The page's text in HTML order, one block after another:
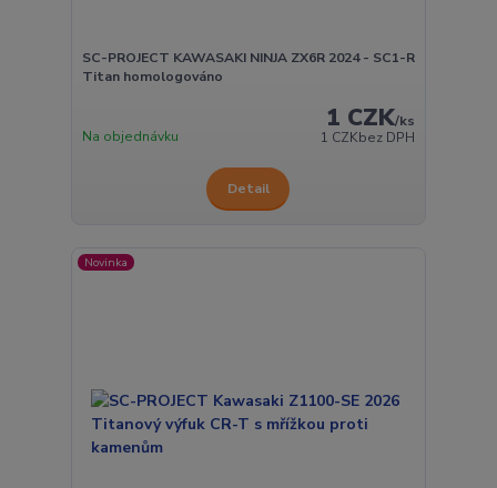
SC-PROJECT KAWASAKI NINJA ZX6R 2024 - SC1-R
Titan homologováno
1 CZK/ks
1 CZKbez DPH
Na objednávku
Detail
Novinka